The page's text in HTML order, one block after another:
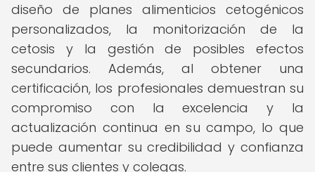
diseño de planes alimenticios cetogénicos
personalizados, la monitorización de la
cetosis y la gestión de posibles efectos
secundarios. Además, al obtener una
certificación, los profesionales demuestran su
compromiso con la excelencia y la
actualización continua en su campo, lo que
puede aumentar su credibilidad y confianza
entre sus clientes y colegas.